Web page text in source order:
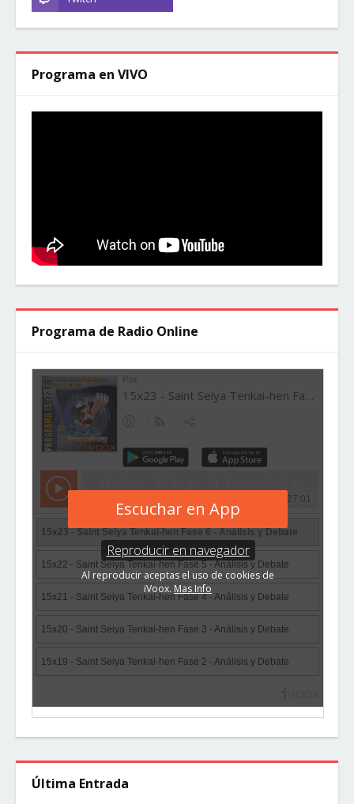
Programa en VIVO
Programa de Radio Online
Última Entrada